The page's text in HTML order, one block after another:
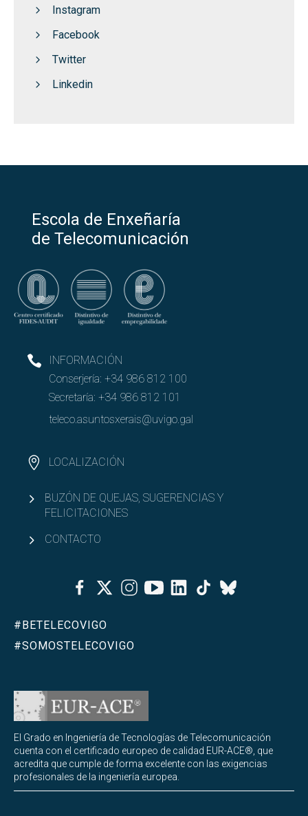
Instagram
Facebook
Twitter
Linkedin
Escola de Enxeñaría
de Telecomunicación
INFORMACIÓN
Conserjería: +34 986 812 100
Secretaría: +34 986 812 101
teleco.asuntosxerais@uvigo.gal
LOCALIZACIÓN
BUZÓN DE QUEJAS, SUGERENCIAS Y
FELICITACIONES
CONTACTO
FacebookTwitterInstagramYoutubeLinkedinTiktok
Bluesky
#BETELECOVIGO
#SOMOSTELECOVIGO
El Grado en Ingeniería de Tecnologías de Telecomunicación
cuenta con el certificado europeo de calidad EUR-ACE®, que
acredita que cumple de forma excelente con las exigencias
profesionales de la ingeniería europea.